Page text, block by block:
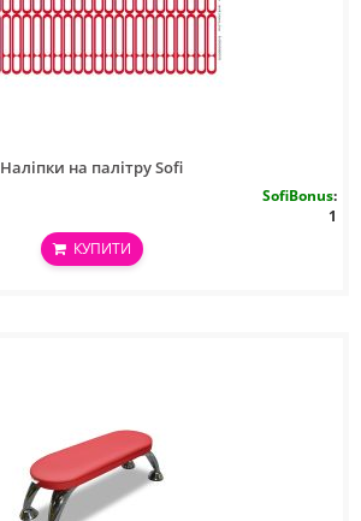
Наліпки на палітру Sofi
SofiBonus:
1
КУПИТИ